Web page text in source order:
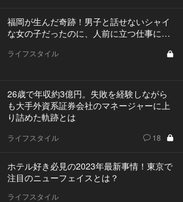
福岡が生んだ奇跡！男子と話せないシャイ
な女の子だったのに、人前に立つ仕事に…
ライフスタイル
26歳で年収約3億円。失敗を経験しながら
も大手外資系証券会社のマネージャーに上
り詰めた軌跡とは
ライフスタイル 18
ホテル好き必見の2023年最新事情！東京で
注目のニューフェイスとは？
ライフスタイル